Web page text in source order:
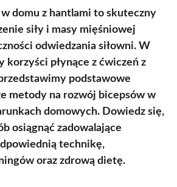
domu z hantlami to skuteczny
siły i masy mięśniowej
odwiedzania siłowni. W
płynące z ćwiczeń z
podstawowe
metody na rozwój bicepsów w
domowych. Dowiedz się,
osiągnąć zadowalające
technikę,
oraz zdrową dietę.